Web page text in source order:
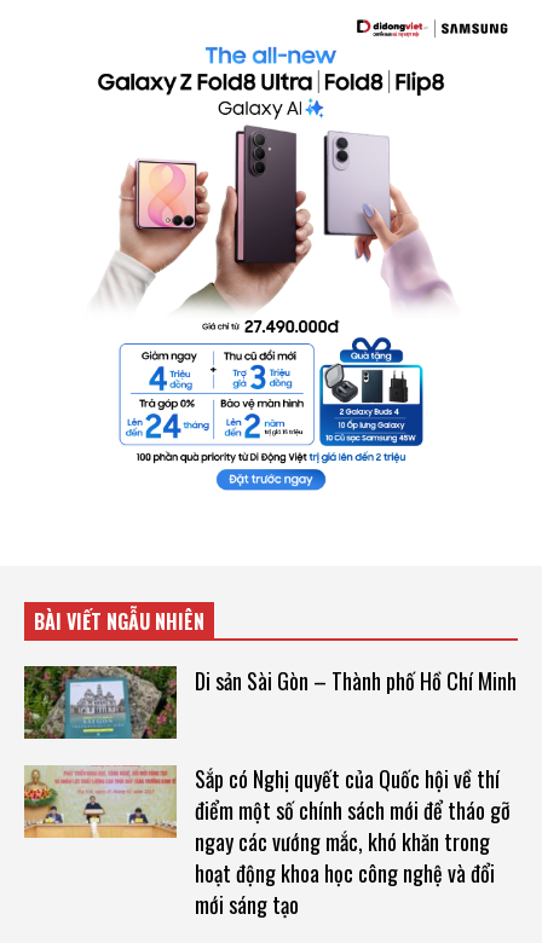
BÀI VIẾT NGẪU NHIÊN
Di sản Sài Gòn – Thành phố Hồ Chí Minh
Sắp có Nghị quyết của Quốc hội về thí
điểm một số chính sách mới để tháo gỡ
ngay các vướng mắc, khó khăn trong
hoạt động khoa học công nghệ và đổi
mới sáng tạo